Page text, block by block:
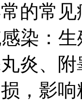
的常见
：生
炎、
，影